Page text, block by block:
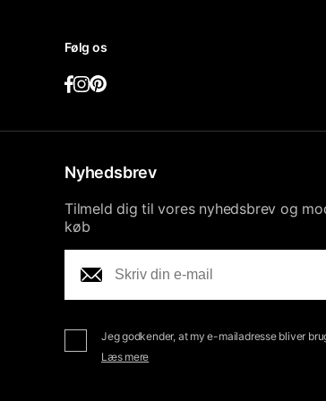
Følg os
Nyhedsbrev
Tilmeld dig til vores nyhedsbrev og
køb
Jeg godkender, at my e-mailadresse bliver
Læs mere